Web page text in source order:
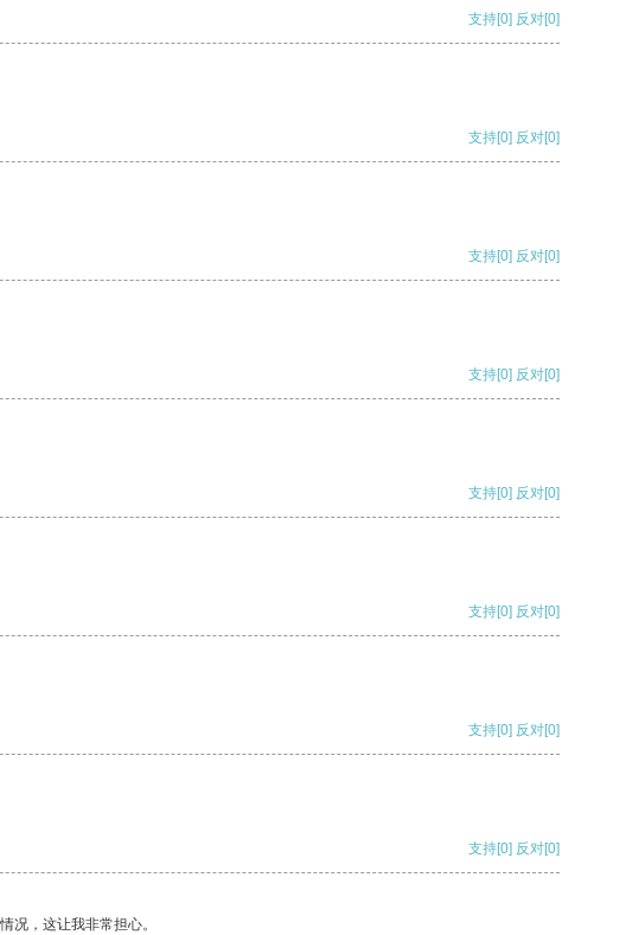
支持[0] 反对[0]
支持[0] 反对[0]
支持[0] 反对[0]
支持[0] 反对[0]
支持[0] 反对[0]
支持[0] 反对[0]
支持[0] 反对[0]
支持[0] 反对[0]
况，这让我非常担心。